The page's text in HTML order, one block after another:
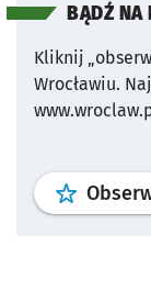
BĄDŹ
Kliknij
Wrocławiu.